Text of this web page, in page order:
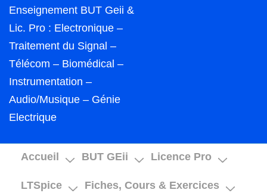
Enseignement BUT Geii &
Lic. Pro : Electronique –
Traitement du Signal –
Télécom – Biomédical –
Instrumentation –
Audio/Musique – Génie
Electrique
Main
Accueil BUT GEii Licence Pro
LTSpice Fiches, Cours & Exercices